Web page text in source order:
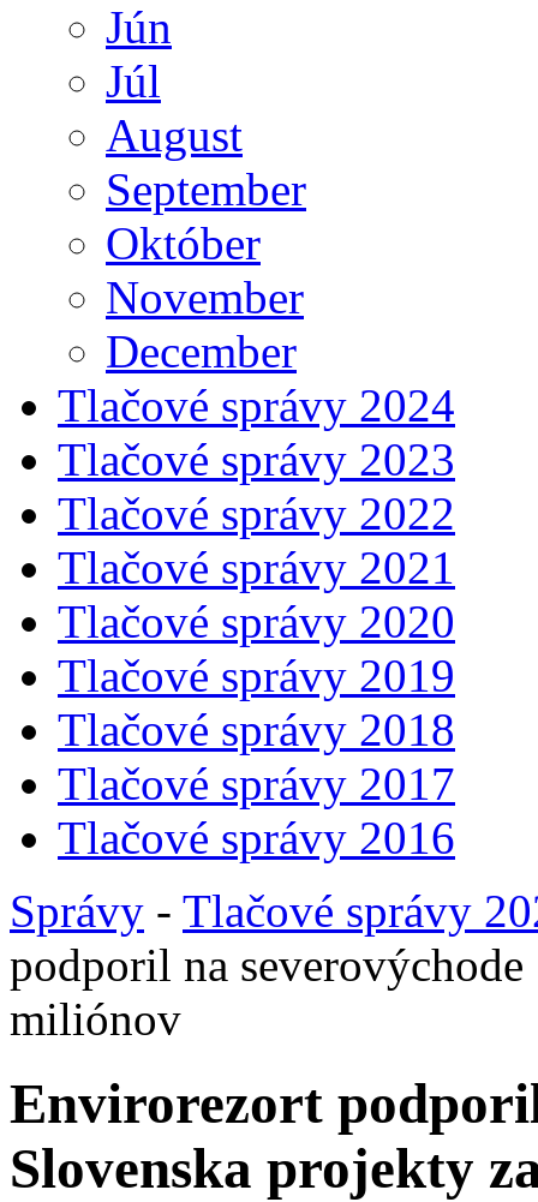
Jún
Júl
August
September
Október
November
December
Tlačové správy 2024
Tlačové správy 2023
Tlačové správy 2022
Tlačové správy 2021
Tlačové správy 2020
Tlačové správy 2019
Tlačové správy 2018
Tlačové správy 2017
Tlačové správy 2016
Správy - Tlačové správy
podporil na
miliónov
Envirorezort
Slovenska projekty